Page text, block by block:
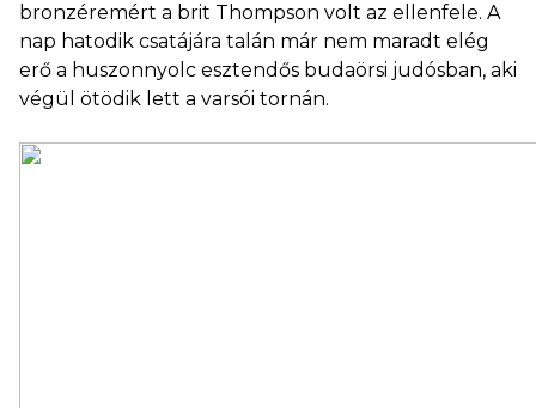
bronzéremért a brit Thompson volt az ellenfele. A
nap hatodik csatájára talán már nem maradt elég
erő a huszonnyolc esztendős budaörsi judósban, aki
végül ötödik lett a varsói tornán.